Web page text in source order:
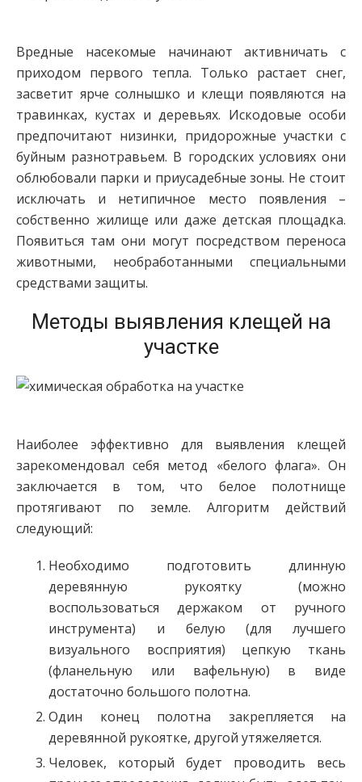
Вредные насекомые начинают активничать с
приходом первого тепла. Только растает снег,
засветит ярче солнышко и клещи появляются на
травинках, кустах и деревьях. Искодовые особи
предпочитают низинки, придорожные участки с
буйным разнотравьем. В городских условиях они
облюбовали парки и приусадебные зоны. Не стоит
исключать и нетипичное место появления –
собственно жилище или даже детская площадка.
Появиться там они могут посредством переноса
животными, необработанными специальными
средствами защиты.
Методы выявления клещей на
участке
Наиболее эффективно для выявления клещей
зарекомендовал себя метод «белого флага». Он
заключается в том, что белое полотнище
протягивают по земле. Алгоритм действий
следующий:
Необходимо подготовить длинную
деревянную рукоятку (можно
воспользоваться держаком от ручного
инструмента) и белую (для лучшего
визуального восприятия) цепкую ткань
(фланельную или вафельную) в виде
достаточно большого полотна.
Один конец полотна закрепляется на
деревянной рукоятке, другой утяжеляется.
Человек, который будет проводить весь